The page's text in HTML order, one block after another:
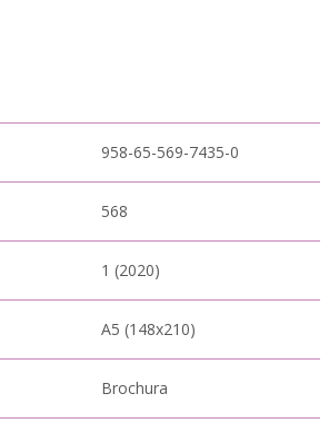
958-65-569-7435-0
568
1 (2020)
A5 (148x210)
Brochura